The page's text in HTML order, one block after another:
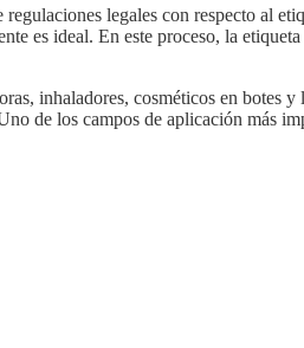
legales con respecto al
es ideal. En este proceso, la
inhaladores, cosméticos en botes
de los campos de aplicación más
envolventes. Dependiendo de la
cilíndricos grandes que no
o productos de formato
visualmente la posición de